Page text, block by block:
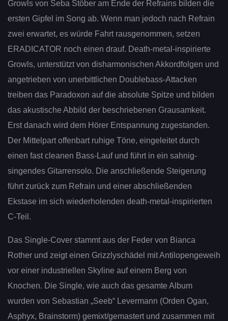
Growls von Seba Stöber am Ende der Refrains bilden die
ersten Gipfel im Song ab. Wenn man jedoch nach Refrain
zwei erwartet, es würde Fahrt rausgenommen, setzen
ERADICATOR noch einen drauf. Death-metal-inspirierte
Growls, unterstützt von disharmonischen Akkordfolgen und
angetrieben von unerbittlichen Doublebass-Attacken
treiben das Paradoxon auf die absolute Spitze und bilden
das akustische Abbild der beschriebenen Grausamkeit.
Erst danach wird dem Hörer Entspannung zugestanden.
Der Mittelpart offenbart ruhige Töne, eingeleitet durch
einen fast cleanen Bass-Lauf und führt in ein sahnig-
singendes Gitarrensolo. Die anschließende Steigerung
führt zurück zum Refrain und einer abschließenden
Ekstase im sich wiederholenden death-metal-inspirierten
C-Teil.
Das Single-Cover stammt aus der Feder von Bianca
Rother und zeigt einen Grizzlyschädel mit Antilopengeweih
vor einer industriellen Skyline auf einem Berg von
Knochen. Die Single, wie auch das gesamte Album
wurden von Sebastian „Seeb“ Levermann (Orden Ogan,
Asphyx, Brainstorm) gemixt/gemastert und zusammen mit